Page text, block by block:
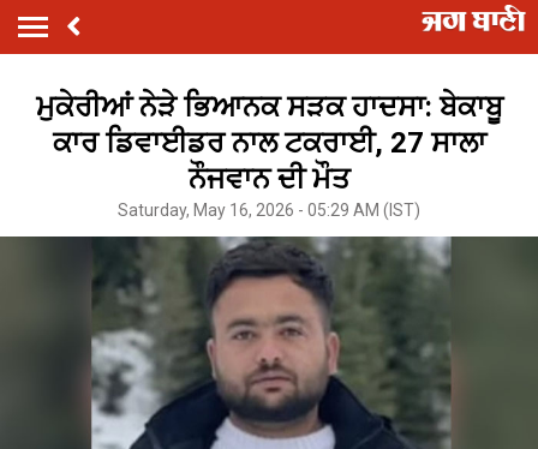
ਮੁਕੇਰੀਆਂ ਨੇੜੇ ਭਿਆਨਕ ਸੜਕ ਹਾਦਸਾ: ਬੇਕਾਬੂ
ਕਾਰ ਡਿਵਾਈਡਰ ਨਾਲ ਟਕਰਾਈ, 27 ਸਾਲਾ
ਨੌਜਵਾਨ ਦੀ ਮੌਤ
Saturday, May 16, 2026 - 05:29 AM (IST)